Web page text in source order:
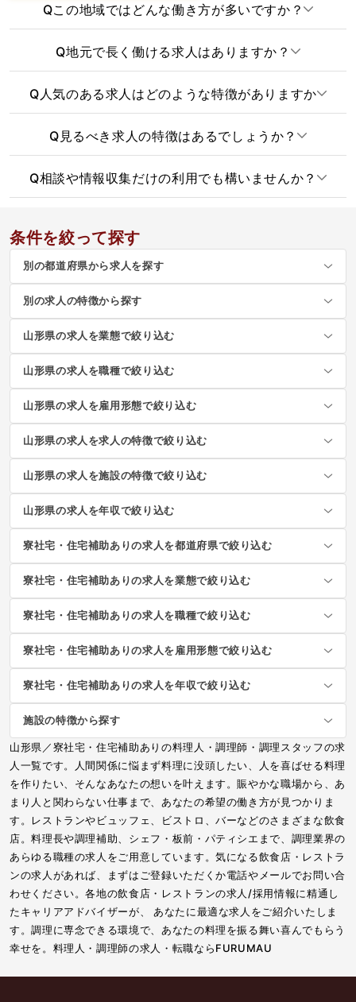
Qこの地域ではどんな働き方が多いですか？
Q地元で長く働ける求人はありますか？
Q 人気のある求人はどのような特徴がありますか
Q 見るべき求人の特徴はあるでしょうか？
Q相談や情報収集だけの利用でも構いませんか？
条件を絞って探す
別の都道府県から求人を探す
別の求人の特徴から探す
山形県の求人を業態で絞り込む
山形県の求人を職種で絞り込む
山形県の求人を雇用形態で絞り込む
山形県の求人を求人の特徴で絞り込む
山形県の求人を施設の特徴で絞り込む
山形県の求人を年収で絞り込む
寮社宅・住宅補助ありの求人を都道府県で絞り込む
寮社宅・住宅補助ありの求人を業態で絞り込む
寮社宅・住宅補助ありの求人を職種で絞り込む
寮社宅・住宅補助ありの求人を雇用形態で絞り込む
寮社宅・住宅補助ありの求人を年収で絞り込む
施設の特徴から探す
山形県／寮社宅・住宅補助ありの料理人・調理師・調理スタッフの求
人一覧です。人間関係に悩まず料理に没頭したい、人を喜ばせる料理
を作りたい、そんなあなたの想いを叶えます。賑やかな職場から、あ
まり人と関わらない仕事まで、あなたの希望の働き方が見つかりま
す。レストランやビュッフェ、ビストロ、バーなどのさまざまな飲食
店。料理長や調理補助、シェフ・板前・パティシエまで、調理業界の
あらゆる職種の求人をご用意しています。気になる飲食店・レストラ
ンの求人があれば、まずはご登録いただくか電話やメールでお問い合
わせください。各地の飲食店・レストランの求人/採用情報に精通し
たキャリアアドバイザーが、 あなたに最適な求人をご紹介いたしま
す。調理に専念できる環境で、あなたの料理を振る舞い喜んでもらう
幸せを。料理人・調理師の求人・転職ならFURUMAU